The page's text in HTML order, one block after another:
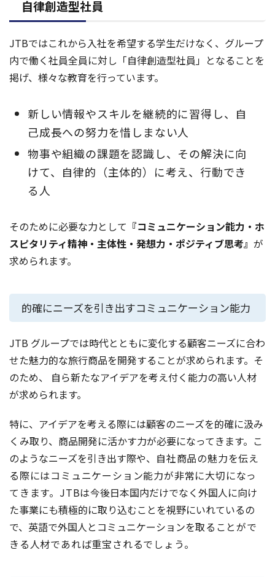
自律創造型社員
JTBではこれから入社を希望する学生だけなく、グループ
内で働く社員全員に対し「自律創造型社員」となることを
掲げ、様々な教育を行っています。
新しい情報やスキルを継続的に習得し、自
己成長への努力を惜しまない人
物事や組織の課題を認識し、その解決に向
けて、自律的（主体的）に考え、行動でき
る人
そのために必要な力として 『コミュニケーション能力・ホ
スピタリティ精神・主体性・発想力・ポジティブ思考』 が
求められます。
的確にニーズを引き出すコミュニケーション能力
JTB グループでは時代とともに変化する顧客ニーズに合わ
せた魅力的な旅行商品を開発することが求められます。そ
のため、 自ら新たなアイデアを考え付く能力の高い人材
が求められます。
特に、アイデアを考える際には顧客のニーズを的確に汲み
くみ取り、商品開発に活かす力が必要になってきます。こ
のようなニーズを引き出す際や、 自社商品の魅力を伝え
る際にはコミュニケーション能力が非常に大切になっ
てきます。JTBは今後日本国内だけでなく外国人に向け
た事業にも積極的に取り込むことを視野にいれているの
で、英語で外国人とコミュニケーションを取ることがで
きる人材であれば重宝されるでしょう。